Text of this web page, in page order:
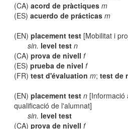
(CA)acord de pràctiques m
(ES)acuerdo de prácticas m
(EN)placement test [Mobilitat i
sin. level test n
(CA)prova de nivell f
(ES)prueba de nivel f
(FR)test d'évaluation m;test de
(EN)placement test n [Informació
qualificació de l'alumnat]
sin. level test
(CA)prova de nivell f